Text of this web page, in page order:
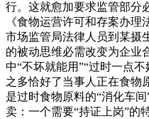
行。这就愈加要求监管部分
《食物运营许可和存案办
市场监管局法律人员到某摄
的被动思维必需改变为企业
中“不坏就能用”“过时一点
之多恰好了当事人正在食物
是过时食物原料的“消化车
卖：一个需要“持证上岗”的